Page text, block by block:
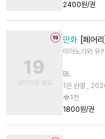
2400원/권
만화 [페어
미야노가와 유
BL
1권 완결 ,
1천
1800원/권